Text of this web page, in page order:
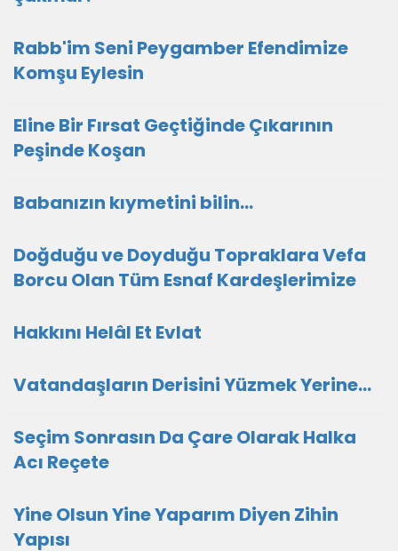
Rabb'im Seni Peygamber Efendimize
Komşu Eylesin
Eline Bir Fırsat Geçtiğinde Çıkarının
Peşinde Koşan
Babanızın kıymetini bilin...
Doğduğu ve Doyduğu Topraklara Vefa
Borcu Olan Tüm Esnaf Kardeşlerimize
Hakkını Helâl Et Evlat
Vatandaşların Derisini Yüzmek Yerine…
Seçim Sonrasın Da Çare Olarak Halka
Acı Reçete
Yine Olsun Yine Yaparım Diyen Zihin
Yapısı